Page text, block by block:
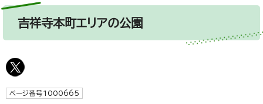
吉祥寺本町エリアの公園
ページ番号1000665